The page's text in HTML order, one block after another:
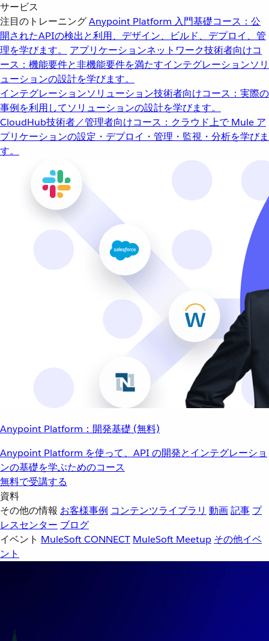
サービス
注目のトレーニングAnypoint Platform 入門基礎コース：公
開されたAPIの検出と利用、デザイン、ビルド、デプロイ、管
理を学びます。
アプリケーションネットワーク技術者向けコ
ース：機能要件と非機能要件を満たすインテグレーションソリ
ューションの設計を学びます。
インテグレーションソリューション技術者向けコース：実際の
事例を利用してソリューションの設計を学びます。
CloudHub技術者／管理者向けコース：クラウド上で Mule ア
プリケーションの設定・デプロイ・管理・監視・分析を学びま
す。
Anypoint Platform：開発基礎 (無料)
Anypoint Platform を使って、API の開発とインテグレーショ
ンの基礎を学ぶためのコース
無料で受講する
資料
その他の情報 お客様事例 コンテンツライブラリ 動画記事 プ
レスセンター ブログ
イベント MuleSoft CONNECT MuleSoft Meetup その他イベ
ント